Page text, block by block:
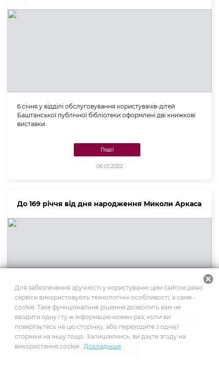
6 січня у відділі обслуговування користувачів-дітей
Баштанської публічної бібліотеки оформлені дві книжкові
виставки.
Події
06.01.2022
До 169 річчя від дня народження Миколи Аркаса
4 січня в Баштанському краєзнавчому музеї відбувся захід
присвячений 169 річчю від дня народження Миколи Аркаса.
Заходи
Для забезпечення зручності у користуванні цим сайтом деякі
сервіси використовують технологічні особливості, а саме -
cookie. Таке функціональне рішення дозволить вам не
вводити одну і ту ж інформацію кожен раз, коли ви
повертаєтесь на цю сторінку, або переходите з однієї
сторінки на іншу тощо. Залишаючись, ви даєте згоду на
використання cookie. Докладніше
cancel